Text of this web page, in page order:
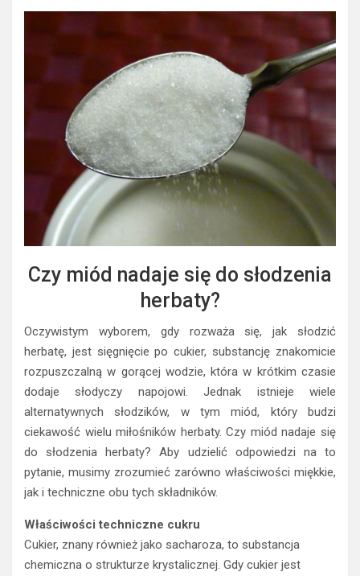
Czy miód nadaje się do słodzenia
herbaty?
Oczywistym wyborem, gdy rozważa się, jak słodzić
herbatę, jest sięgnięcie po cukier, substancję znakomicie
rozpuszczalną w gorącej wodzie, która w krótkim czasie
dodaje słodyczy napojowi. Jednak istnieje wiele
alternatywnych słodzików, w tym miód, który budzi
ciekawość wielu miłośników herbaty. Czy miód nadaje się
do słodzenia herbaty? Aby udzielić odpowiedzi na to
pytanie, musimy zrozumieć zarówno właściwości miękkie,
jak i techniczne obu tych składników.
Właściwości techniczne cukru
Cukier, znany również jako sacharoza, to substancja
chemiczna o strukturze krystalicznej. Gdy cukier jest